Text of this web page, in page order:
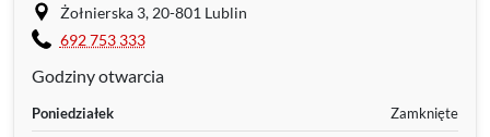
Żołnierska 3, 20-801 Lublin
692 753 333
Godziny otwarcia
Poniedziałek
Zamknięte